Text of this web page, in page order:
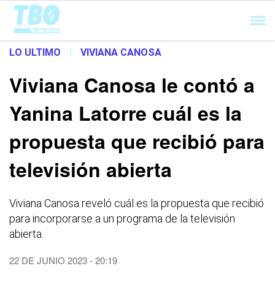
Cargando...
LO ULTIMO | VIVIANA CANOSA
Viviana Canosa le contó a
Yanina Latorre cuál es la
propuesta que recibió para
televisión abierta
Viviana Canosa reveló cuál es la propuesta que recibió
para incorporarse a un programa de la televisión
abierta.
22 DE JUNIO 2023 - 20:19